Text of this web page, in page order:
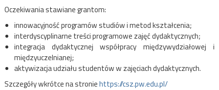
Oczekiwania stawiane grantom:
innowacyjność programów studiów i metod kształcenia;
interdyscyplinarne treści programowe zajęć dydaktycznych;
integracja dydaktycznej współpracy międzywydziałowej i
międzyuczelnianej;
aktywizacja udziału studentów w zajęciach dydaktycznych.
Szczegóły wkrótce na stroniehttps://csz.pw.edu.pl/